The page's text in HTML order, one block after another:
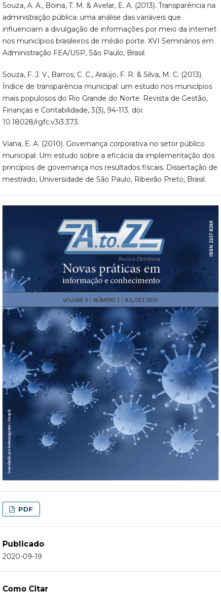
Souza, A. A., Boina, T. M. & Avelar, E. A. (2013). Transparência na
administração pública: uma análise das variáveis que
influenciam a divulgação de informações por meio da internet
nos municípios brasileiros de médio porte. XVI Seminários em
Administração FEA/USP, São Paulo, Brasil.
Souza, F. J. V., Barros, C. C., Araújo, F. R. & Silva, M. C. (2013).
Índice de transparência municipal: um estudo nos municípios
mais populosos do Rio Grande do Norte. Revista de Gestão,
Finanças e Contabilidade, 3(3), 94-113. doi:
10.18028/rgfc.v3i3.373.
Viana, E. A. (2010). Governança corporativa no setor público
municipal: Um estudo sobre a eficácia da implementação dos
princípios de governança nos resultados fiscais. Dissertação de
mestrado, Universidade de São Paulo, Ribeirão Preto, Brasil.
PDF
Publicado
2020-09-19
Como Citar